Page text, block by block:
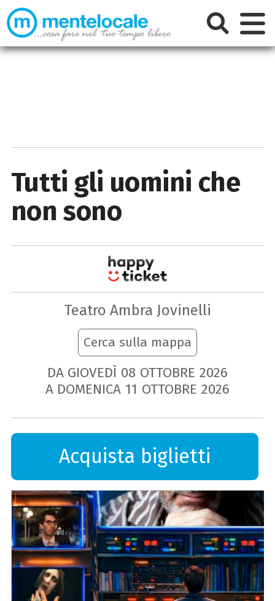
Tutti gli uomini che
non sono
Teatro Ambra Jovinelli
Cerca sulla mappa
DA GIOVEDÌ 08 OTTOBRE 2026
A DOMENICA 11 OTTOBRE 2026
Acquista biglietti